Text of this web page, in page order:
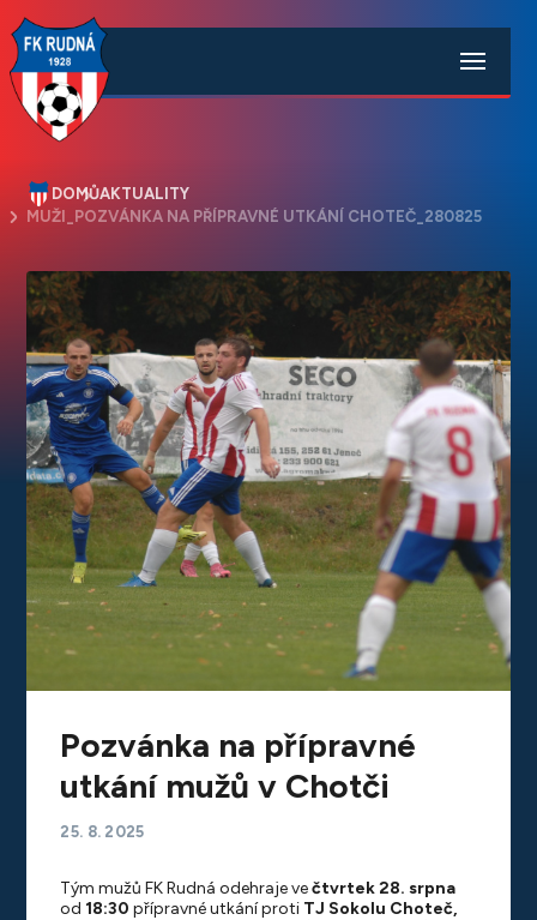
DOMŮAKTUALITY
MUŽI_POZVÁNKA NA PŘÍPRAVNÉ UTKÁNÍ CHOTEČ_280825
Pozvánka na přípravné
utkání mužů v Chotči
25. 8. 2025
Tým mužů FK Rudná odehraje večtvrtek 28. srpna
od 18:30 přípravné utkání proti TJ Sokolu Choteč,